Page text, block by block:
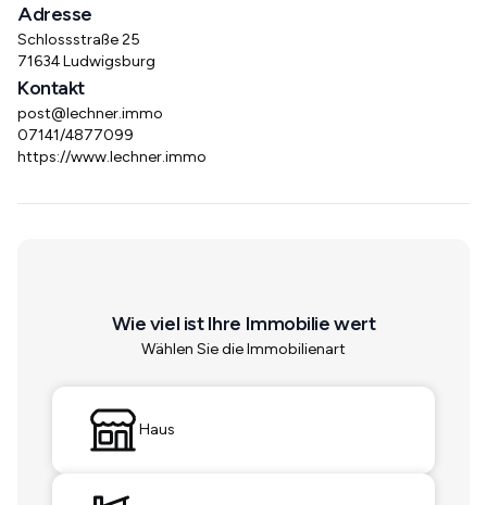
Adresse
Schlossstraße 25
71634 Ludwigsburg
Kontakt
post@lechner.immo
07141/4877099
https://www.lechner.immo
Wie viel ist Ihre Immobilie wert
Wählen Sie die Immobilienart
Haus